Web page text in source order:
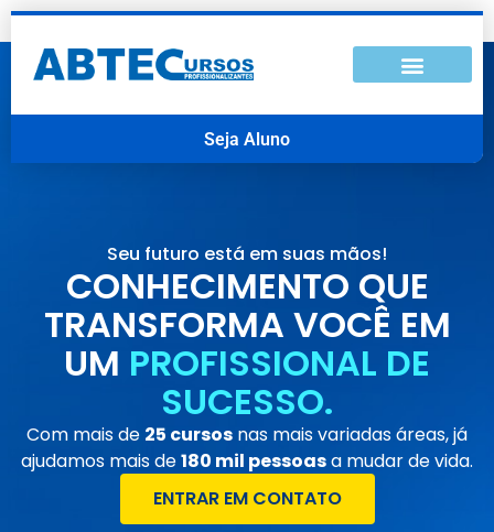
Seja Aluno
Seu futuro está em suas mãos!
CONHECIMENTO QUE
TRANSFORMA VOCÊ EM
UM PROFISSIONAL DE
SUCESSO.
Com mais de 25 cursos nas mais variadas áreas, já
ajudamos mais de180 mil pessoasa mudar de vida.
ENTRAR EM CONTATO